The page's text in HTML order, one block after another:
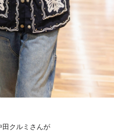
田クルミさんが